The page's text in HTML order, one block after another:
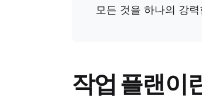
모든 것을 하나의 강
작업 플랜이